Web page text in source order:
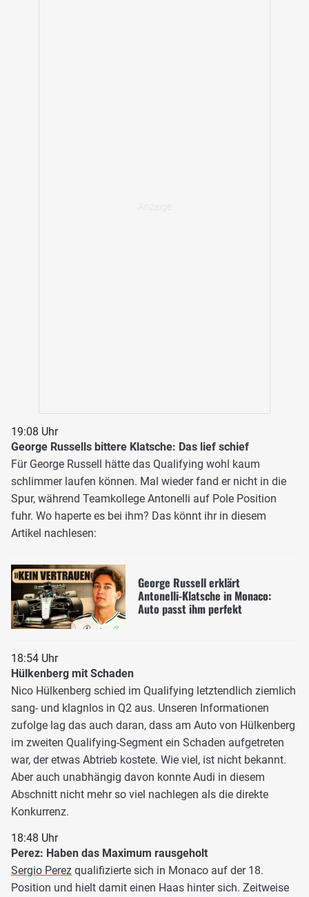
19:08 Uhr
George Russells bittere Klatsche: Das lief schief
Für George Russell hätte das Qualifying wohl kaum
schlimmer laufen können. Mal wieder fand er nicht in die
Spur, während Teamkollege Antonelli auf Pole Position
fuhr. Wo haperte es bei ihm? Das könnt ihr in diesem
Artikel nachlesen:
George Russell erklärt
Antonelli-Klatsche in Monaco:
Auto passt ihm perfekt
18:54 Uhr
Hülkenberg mit Schaden
Nico Hülkenberg schied im Qualifying letztendlich ziemlich
sang- und klagnlos in Q2 aus. Unseren Informationen
zufolge lag das auch daran, dass am Auto von Hülkenberg
im zweiten Qualifying-Segment ein Schaden aufgetreten
war, der etwas Abtrieb kostete. Wie viel, ist nicht bekannt.
Aber auch unabhängig davon konnte Audi in diesem
Abschnitt nicht mehr so viel nachlegen als die direkte
Konkurrenz.
18:48 Uhr
Perez: Haben das Maximum rausgeholt
Sergio Perez qualifizierte sich in Monaco auf der 18.
Position und hielt damit einen Haas hinter sich. Zeitweise